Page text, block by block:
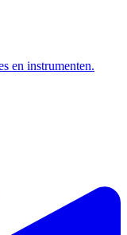
en instrumenten.